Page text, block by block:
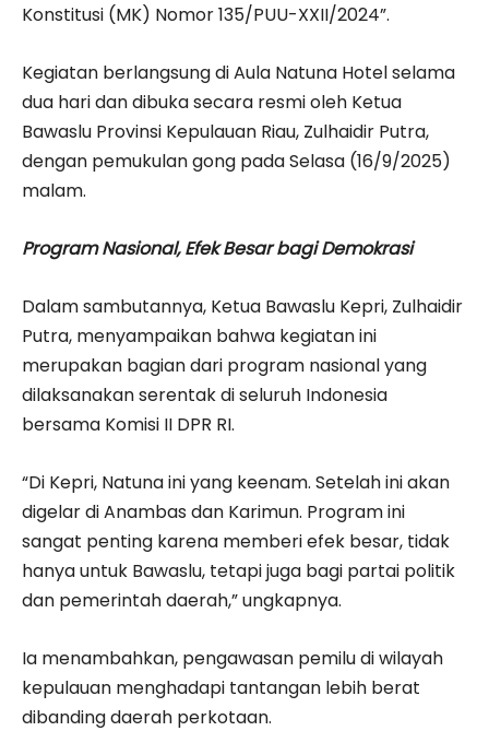
Konstitusi (MK) Nomor 135/PUU-XXII/2024”.
Kegiatan berlangsung di Aula Natuna Hotel selama
dua hari dan dibuka secara resmi oleh Ketua
Bawaslu Provinsi Kepulauan Riau, Zulhaidir Putra,
dengan pemukulan gong pada Selasa (16/9/2025)
malam.
Program Nasional, Efek Besar bagi Demokrasi
Dalam sambutannya, Ketua Bawaslu Kepri, Zulhaidir
Putra, menyampaikan bahwa kegiatan ini
merupakan bagian dari program nasional yang
dilaksanakan serentak di seluruh Indonesia
bersama Komisi II DPR RI.
“Di Kepri, Natuna ini yang keenam. Setelah ini akan
digelar di Anambas dan Karimun. Program ini
sangat penting karena memberi efek besar, tidak
hanya untuk Bawaslu, tetapi juga bagi partai politik
dan pemerintah daerah,” ungkapnya.
Ia menambahkan, pengawasan pemilu di wilayah
kepulauan menghadapi tantangan lebih berat
dibanding daerah perkotaan.